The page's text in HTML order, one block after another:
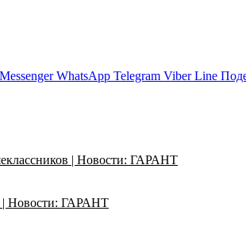
Messenger WhatsApp Telegram Viber Line
| Новости: ГАРАНТ
| Новости: ГАРАНТ